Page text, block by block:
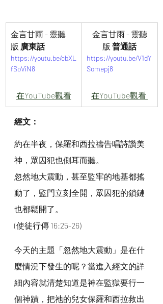
金言甘雨 - 靈聽
版 廣東話
https://youtu.be/cbXL
fSoViN8
在YouTube觀看
金言甘雨 - 靈聽
版 普通話
https://youtu.be/V1dY
Somepj8
在YouTube觀看
經文：
約在半夜，保羅和西拉禱告唱詩讚美
神，眾囚犯也側耳而聽。
忽然地大震動，甚至監牢的地基都搖
動了，監門立刻全開，眾囚犯的鎖鏈
也都鬆開了。
(使徒行傳 16:25-26)
今天的主題「忽然地大震動」是在什
麼情況下發生的呢？當進入經文的詳
細內容就清楚知道是神在監獄要行一
個神蹟，把祂的兒女保羅和西拉救出